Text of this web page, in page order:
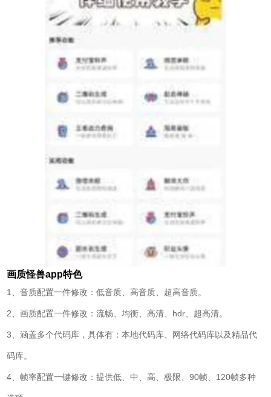
画质怪兽app特色
1、音质配置一件修改：低音质、高音质、超高音质。
2、画质配置一件修改：流畅、均衡、高清、hdr、超高清。
3、涵盖多个代码库，具体有：本地代码库、网络代码库以及精品代
码库。
4、帧率配置一键修改：提供低、中、高、极限、90帧、120帧多种